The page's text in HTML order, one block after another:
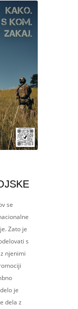
se
Zato je
s
njenimi
je
dela z